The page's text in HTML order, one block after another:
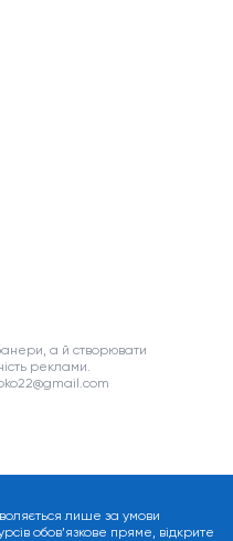
а й створювати
реклами.
лише за умови
обов’язкове пряме, відкрите